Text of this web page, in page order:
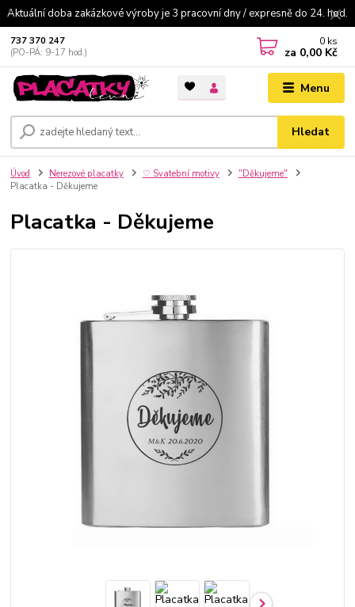
Aktuální doba zakázkové výroby je 3 pracovní dny / expresně do 24. hod.
Menu
Hledat
737 370 247
(PO-PÁ: 9-17 hod.)
0 ks
za 0,00 Kč
Úvod Nerezové placatky ♡ Svatební motivy
"Děkujeme"
Placatka - Děkujeme
Placatka - Děkujeme